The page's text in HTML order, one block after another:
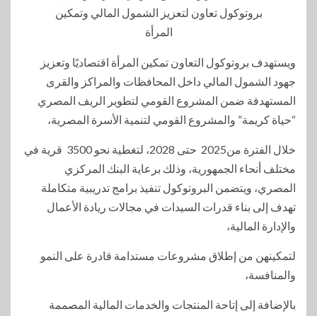
ويستهدف بروتوكول التعاون تمكين المرأة اقتصاديًا وتعزيز
جهود الشمول المالي داخل المحافظات والمراكز والقرى
المستهدفة ضمن المشروع القومي لتطوير الريف المصري
“حياة كريمة” والمشروع القومي لتنمية الأسرة المصرية،
خلال الفترة من2025 حتى 2028، لتغطية نحو 3500 قرية في
مختلف أنحاء الجمهورية، وذلك برعاية البنك المركزي
المصري، ويتضمن البروتوكول تنفيذ برامج تدريبية متكاملة
تهدف إلى بناء قدرات السيدات في مجالات ريادة الأعمال
والإدارة المالية،
لتمكينهن من إطلاق مشروعات مستدامة قادرة على النمو
والمنافسة،
بالإضافة إلى إتاحة المنتجات والخدمات المالية المصممة